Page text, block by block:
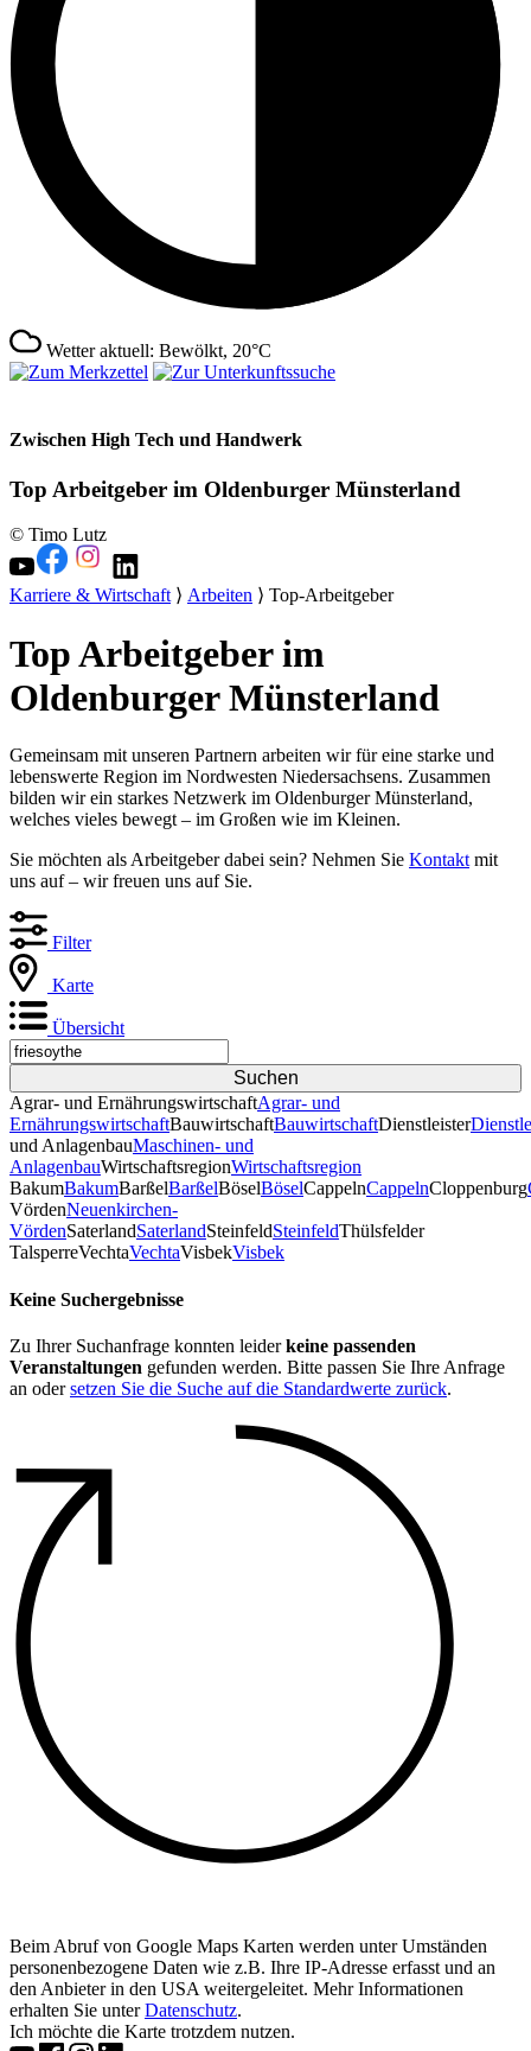
Wetter aktuell: Bewölkt, 20°C
Zwischen High Tech und Handwerk
Top Arbeitgeber im Oldenburger Münsterland
© Timo Lutz
Karriere & Wirtschaft⟩ Arbeiten ⟩ Top-Arbeitgeber
Top Arbeitgeber im
Oldenburger Münsterland
Gemeinsam mit unseren Partnern arbeiten wir für eine starke und
lebenswerte Region im Nordwesten Niedersachsens. Zusammen
bilden wir ein starkes Netzwerk im Oldenburger Münsterland,
welches vieles bewegt – im Großen wie im Kleinen.
Sie möchten als Arbeitgeber dabei sein? Nehmen Sie Kontakt mit
uns auf – wir freuen uns auf Sie.
Filter
Karte
Übersicht
Agrar- und ErnährungswirtschaftAgrar- und
ErnährungswirtschaftBauwirtschaftBauwirtschaftDienstleister
und AnlagenbauMaschinen- und
AnlagenbauWirtschaftsregionWirtschaftsregion
BakumBakumBarßelBarßelBöselBöselCappelnCappelnCloppenburg
VördenNeuenkirchen-
VördenSaterlandSaterlandSteinfeldSteinfeldThülsfelder
TalsperreVechtaVechtaVisbekVisbek
Keine Suchergebnisse
Zu Ihrer Suchanfrage konnten leiderkeine passenden
Veranstaltungen gefunden werden. Bitte passen Sie Ihre Anfrage
an odersetzen Sie die Suche auf die Standardwerte zurück.
Beim Abruf von Google Maps Karten werden unter Umständen
personenbezogene Daten wie z.B. Ihre IP-Adresse erfasst und an
den Anbieter in den USA weitergeleitet. Mehr Informationen
erhalten Sie unterDatenschutz.
Ich möchte die Karte trotzdem nutzen.